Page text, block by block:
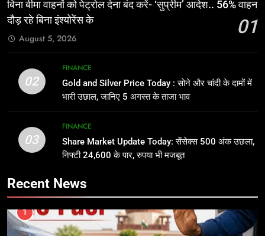
बिना बीमा वाहनों को पेट्राेल देना बंद करें- ‘सुप्रीम’ आदेश.. 56% वाहन
दौड़ रहे बिना इंश्योरेंस के
01
August 5, 2026
02
FINANCE
Gold and Silver Price Today : सोने और चांदी के दामों में
भारी उछाल, जानिए 5 अगस्त के ताजा भाव
03
FINANCE
Share Market Update Today: सेंसेक्स 500 अंक उछला,
निफ्टी 24,600 के पार, रुपया भी मजबूत
Recent News
1